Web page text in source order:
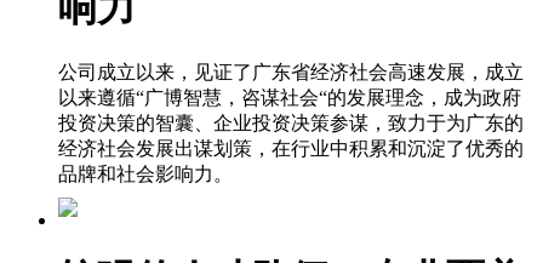
公司成立以来，见证了广东省经济社会高速发展，成立
以来遵循“广博智慧，咨谋社会“的发展理念，成为政府
投资决策的智囊、企业投资决策参谋，致力于为广东的
经济社会发展出谋划策，在行业中积累和沉淀了优秀的
品牌和社会影响力。